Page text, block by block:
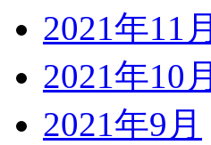
2021年11月
2021年10月
2021年9月